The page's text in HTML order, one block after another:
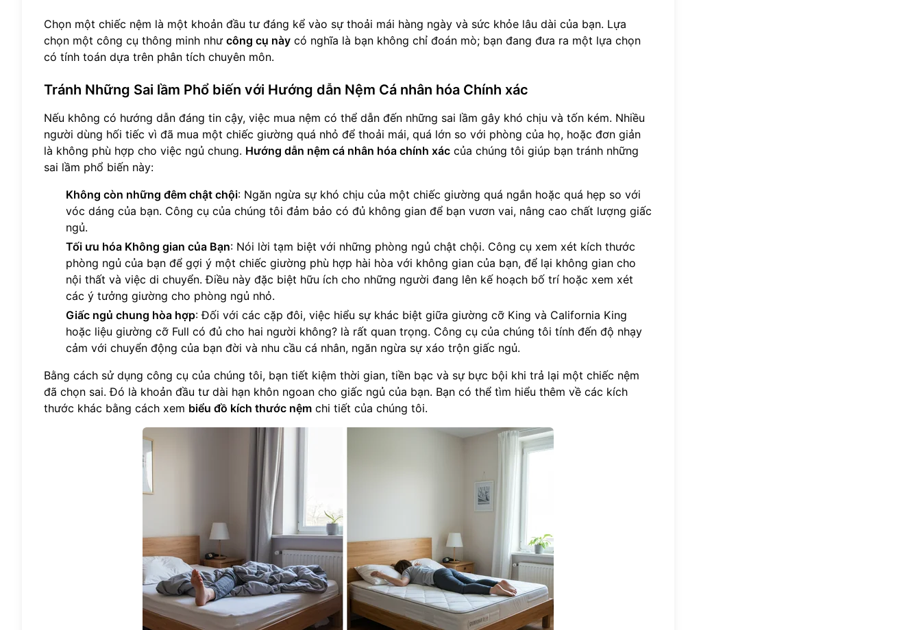
Chọn một chiếc nệm là một khoản đầu tư đáng kể vào sự thoải mái hàng ngày và sức khỏe lâu dài của bạn. Lựa
chọn một công cụ thông minh như công cụ này có nghĩa là bạn không chỉ đoán mò; bạn đang đưa ra một lựa chọn
có tính toán dựa trên phân tích chuyên môn.
Tránh Những Sai lầm Phổ biến với Hướng dẫn Nệm Cá nhân hóa Chính xác
Nếu không có hướng dẫn đáng tin cậy, việc mua nệm có thể dẫn đến những sai lầm gây khó chịu và tốn kém. Nhiều
người dùng hối tiếc vì đã mua một chiếc giường quá nhỏ để thoải mái, quá lớn so với phòng của họ, hoặc đơn giản
là không phù hợp cho việc ngủ chung. Hướng dẫn nệm cá nhân hóa chính xác của chúng tôi giúp bạn tránh những
sai lầm phổ biến này:
Không còn những đêm chật chội: Ngăn ngừa sự khó chịu của một chiếc giường quá ngắn hoặc quá hẹp so với
vóc dáng của bạn. Công cụ của chúng tôi đảm bảo có đủ không gian để bạn vươn vai, nâng cao chất lượng giấc
ngủ.
Tối ưu hóa Không gian của Bạn: Nói lời tạm biệt với những phòng ngủ chật chội. Công cụ xem xét kích thước
phòng ngủ của bạn để gợi ý một chiếc giường phù hợp hài hòa với không gian của bạn, để lại không gian cho
nội thất và việc di chuyển. Điều này đặc biệt hữu ích cho những người đang lên kế hoạch bố trí hoặc xem xét
các ý tưởng giường cho phòng ngủ nhỏ.
Giấc ngủ chung hòa hợp: Đối với các cặp đôi, việc hiểu sự khác biệt giữa giường cỡ King và California King
hoặc liệu giường cỡ Full có đủ cho hai người không? là rất quan trọng. Công cụ của chúng tôi tính đến độ nhạy
cảm với chuyển động của bạn đời và nhu cầu cá nhân, ngăn ngừa sự xáo trộn giấc ngủ.
Bằng cách sử dụng công cụ của chúng tôi, bạn tiết kiệm thời gian, tiền bạc và sự bực bội khi trả lại một chiếc nệm
đã chọn sai. Đó là khoản đầu tư dài hạn khôn ngoan cho giấc ngủ của bạn. Bạn có thể tìm hiểu thêm về các kích
thước khác bằng cách xem biểu đồ kích thước nệm chi tiết của chúng tôi.